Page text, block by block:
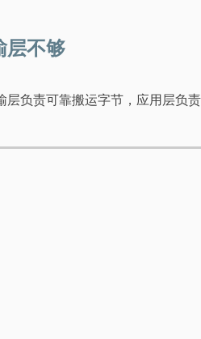
层不够
负责可靠搬运字节，应用层负